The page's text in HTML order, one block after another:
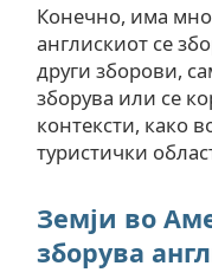
Конечно, има
англискиот се
други зборови,
зборува или се
контексти, како
туристички
Земји во
зборува